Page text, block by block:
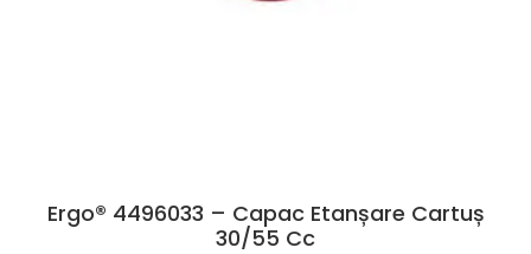
Ergo® 4496033 – Capac Etanșare Cartuș
30/55 Cc